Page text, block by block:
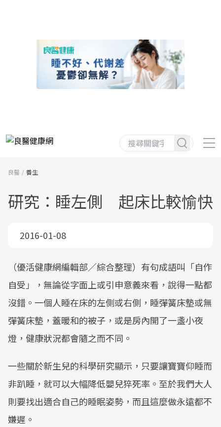
良醫 養生
研究：睡左側 起床比較愉快
2016-01-08
（優活健康網編輯部／綜合整理）有句成語叫「自作
自受」，無論從字面上或引申意義來看，說得一點都
沒錯。一個人睡在床的左側或右側，睡彈簧床墊或無
彈簧床墊，蓋暖和的被子，或是房內開了一盞小夜
燈，健康狀況都會隨之而不同。
一些關於新生兒的科學研究顯示，只要讓寶寶仰睡而
非趴睡，就可以大幅降低嬰兒猝死率。至於我們大人
則要找出適合自己的睡眠姿勢，而且這麼做永遠都不
嫌遲。